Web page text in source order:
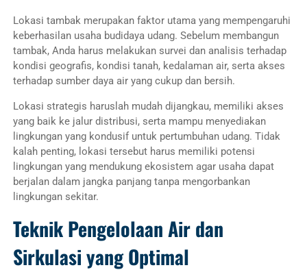
Lokasi tambak merupakan faktor utama yang mempengaruhi
keberhasilan usaha budidaya udang. Sebelum membangun
tambak, Anda harus melakukan survei dan analisis terhadap
kondisi geografis, kondisi tanah, kedalaman air, serta akses
terhadap sumber daya air yang cukup dan bersih.
Lokasi strategis haruslah mudah dijangkau, memiliki akses
yang baik ke jalur distribusi, serta mampu menyediakan
lingkungan yang kondusif untuk pertumbuhan udang. Tidak
kalah penting, lokasi tersebut harus memiliki potensi
lingkungan yang mendukung ekosistem agar usaha dapat
berjalan dalam jangka panjang tanpa mengorbankan
lingkungan sekitar.
Teknik Pengelolaan Air dan
Sirkulasi yang Optimal